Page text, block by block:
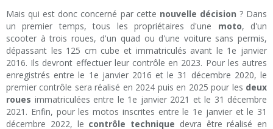
Mais qui est donc concerné par cette nouvelle décision ? Dans
un premier temps, tous les propriétaires d'une moto, d'un
scooter à trois roues, d'un quad ou d'une voiture sans permis,
dépassant les 125 cm cube et immatriculés avant le 1e janvier
2016. Ils devront effectuer leur contrôle en 2023. Pour les autres
enregistrés entre le 1e janvier 2016 et le 31 décembre 2020, le
premier contrôle sera réalisé en 2024 puis en 2025 pour les deux
roues immatriculées entre le 1e janvier 2021 et le 31 décembre
2021. Enfin, pour les motos inscrites entre le 1e janvier et le 31
décembre 2022, le contrôle technique devra être réalisé en